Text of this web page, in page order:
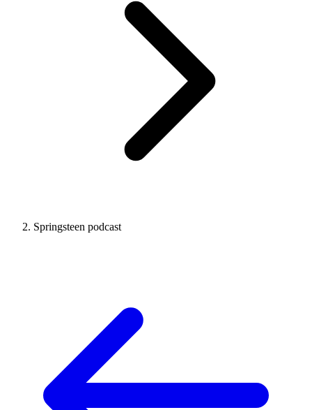
Springsteen podcast